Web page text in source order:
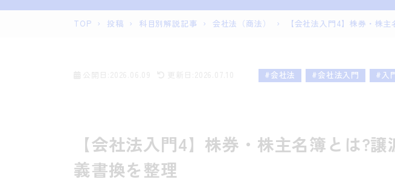
刑事実務
TOP › 投稿 › 科目別解説記事 › 会社法（商法） › 【会社法入門4】株券・株
#会社法 #会社法入門 #入
【会社法入門4】株券・株主名簿とは?
義書換を整理